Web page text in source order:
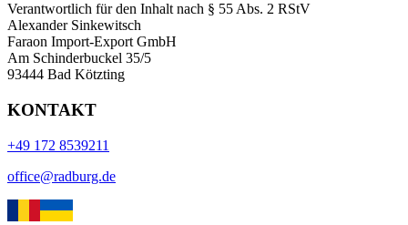
Verantwortlich für den Inhalt nach § 55 Abs. 2 RStV
Alexander Sinkewitsch
Faraon Import-Export GmbH
Am Schinderbuckel 35/5
93444 Bad Kötzting
KONTAKT
+49 172 8539211
office@radburg.de